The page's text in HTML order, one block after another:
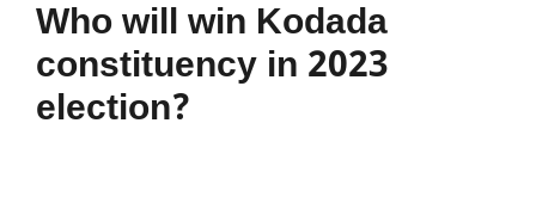
Who will win Kodada
constituency in 2023
election?